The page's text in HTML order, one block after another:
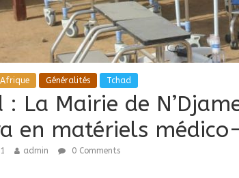
Afrique Généralités Tchad
: La Mairie de
en matériels
admin 0 Comments